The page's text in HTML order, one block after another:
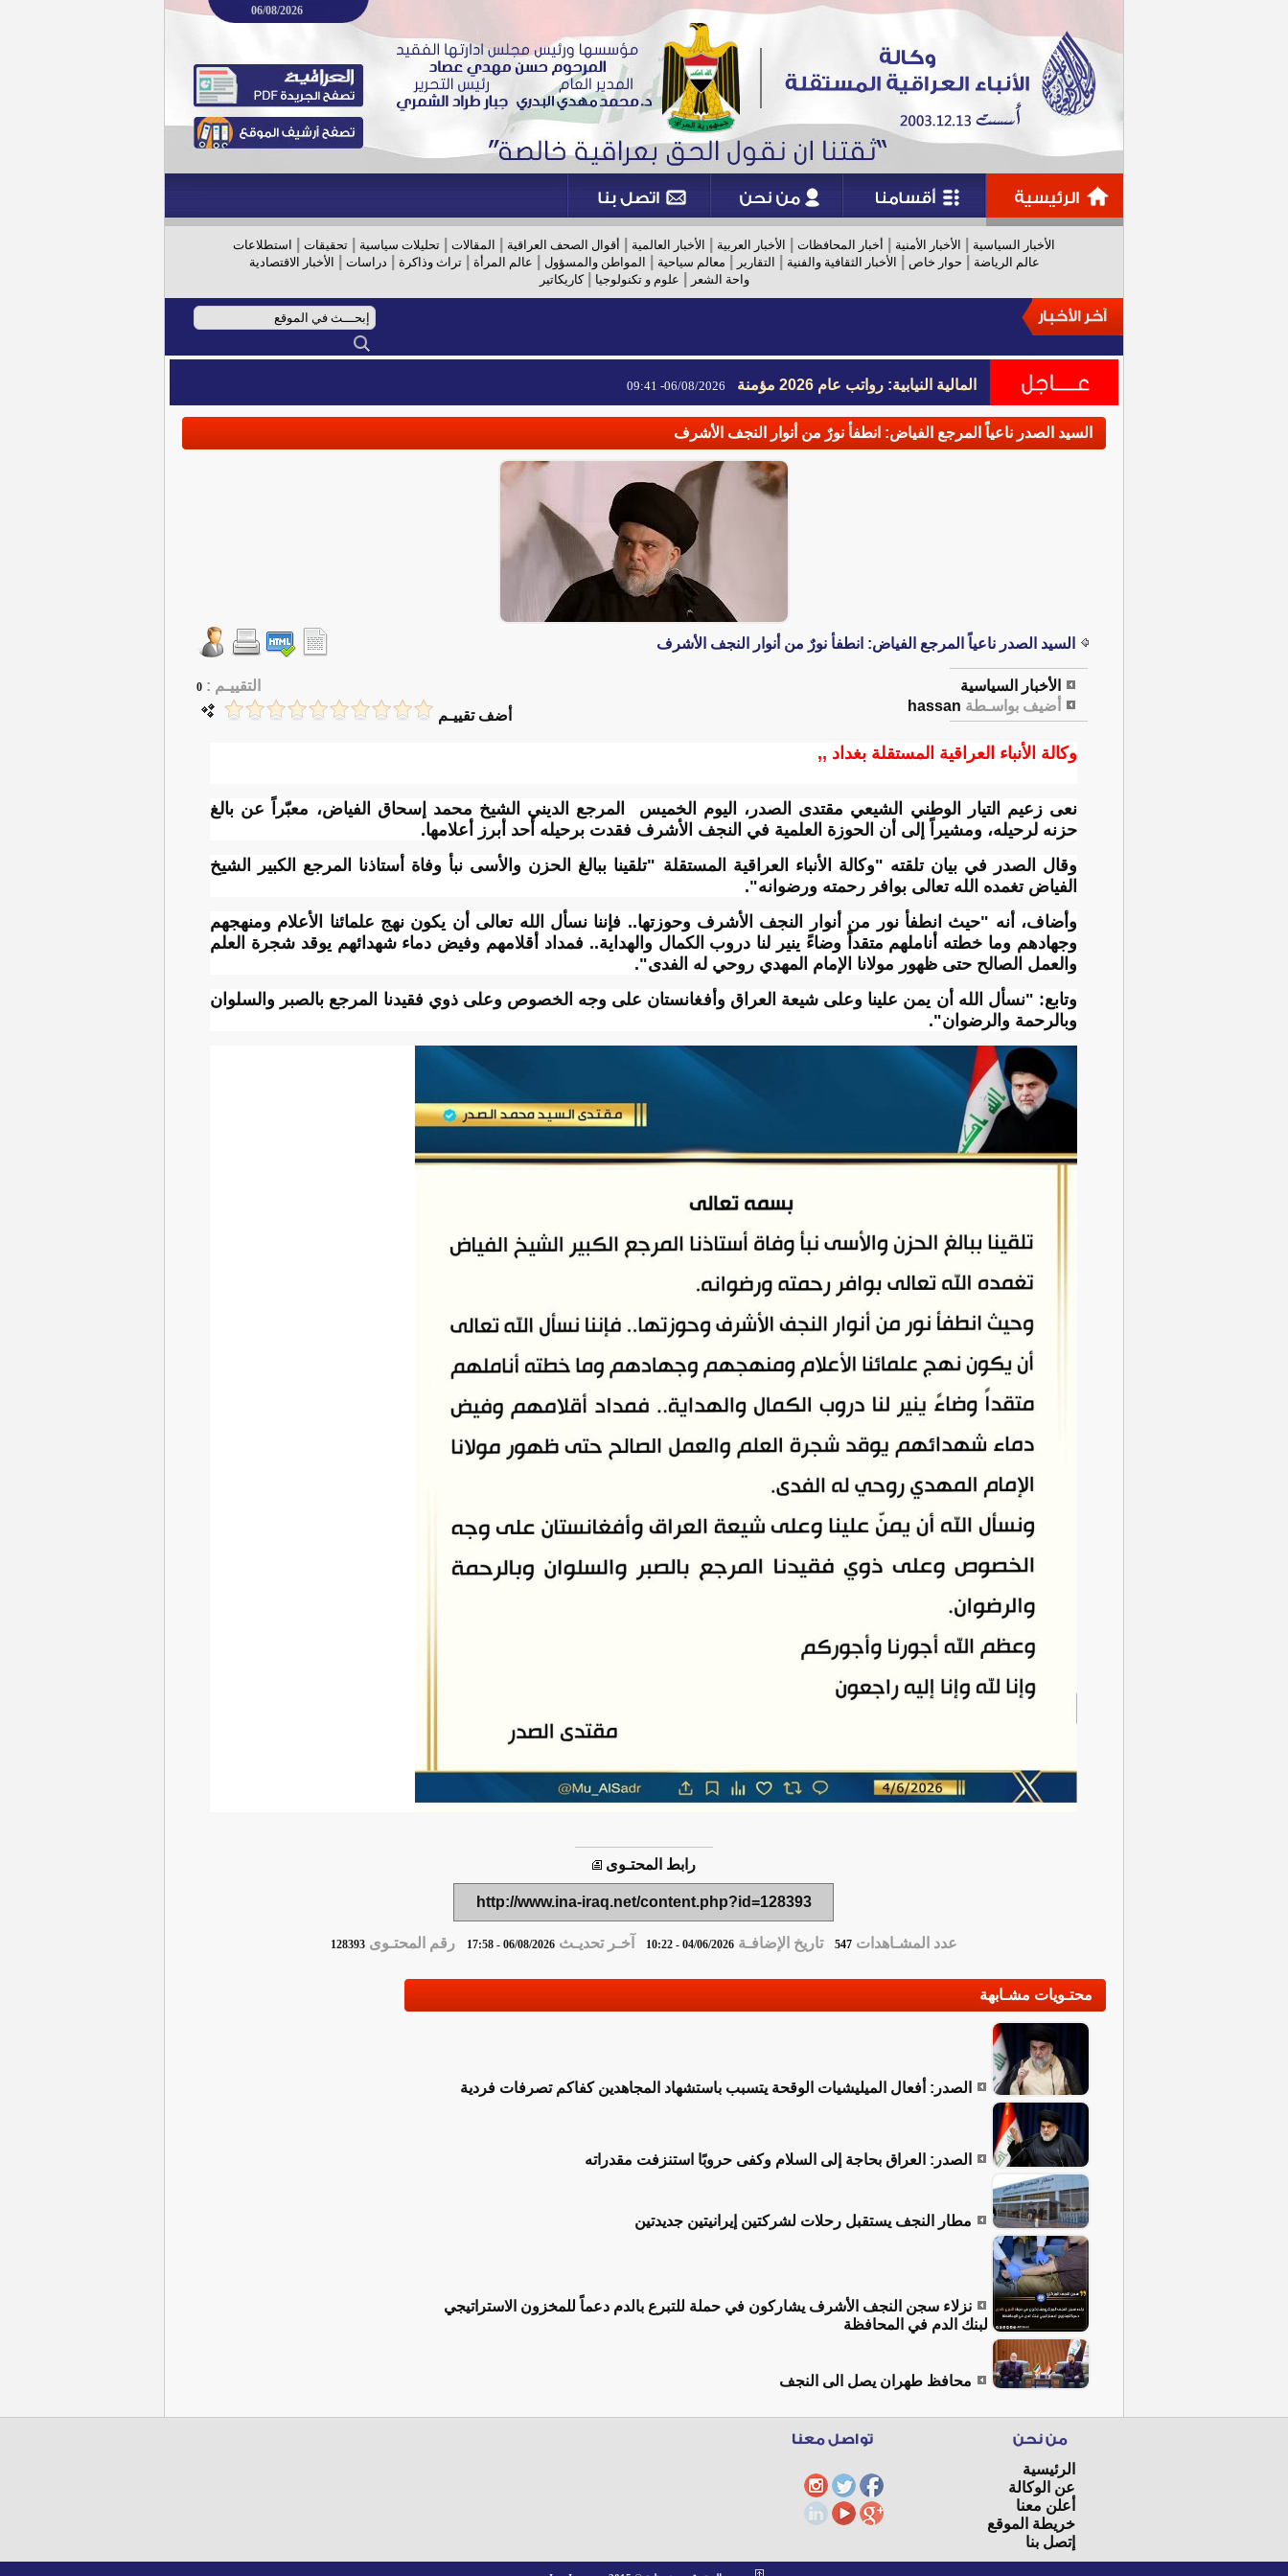
06/08/2026
الأخبار السياسية الأخبار الأمنية أخبار المحافظات الأخبار العربية الأخبار العالمية أقوال الصحف العراقية المقالات تحليلات سياسية تحقيقات
استطلاعات
عالم الرياضة
حوار خاص الأخبار الثقافية والفنية التقارير معالم سياحية المواطن والمسؤول عالم المرأة |تراث وذاكرة دراسات
الأخبار الاقتصادية
واحة الشعر
علوم و تكنولوجيا |كاريكاتير
المالية النيابية: رواتب عام 2026 مؤمنة 06/08/2026- 09:41
المالية النيابية: رواتب عام 2026 مؤمنة 06/08/2026- 09:41
السيد الصدر ناعياً المرجع الفياض: انطفأ نورٌ من أنوار النجف الأشرف
السيد الصدر ناعياً المرجع الفياض: انطفأ نورٌ من أنوار النجف الأشرف
الأخبار السياسية التقييـم : 0
أضيف بواسـطة hassan
أضف تقييـم
وكالة الأنباء العراقية المستقلة بغداد ,,
نعى زعيم التيار الوطني الشيعي مقتدى الصدر، اليوم الخميس المرجع الديني الشيخ محمد إسحاق الفياض، معبّراً عن بالغ
حزنه لرحيله، ومشيراً إلى أن الحوزة العلمية في النجف الأشرف فقدت برحيله أحد أبرز أعلامها.
وقال الصدر في بيان تلقته "وكالة الأنباء العراقية المستقلة "تلقينا ببالغ الحزن والأسى نبأ وفاة أستاذنا المرجع الكبير الشيخ
الفياض تغمده الله تعالى بوافر رحمته ورضوانه".
وأضاف، أنه "حيث انطفأ نور من أنوار النجف الأشرف وحوزتها.. فإننا نسأل الله تعالى أن يكون نهج علمائنا الأعلام ومنهجهم
وجهادهم وما خطته أناملهم متقداً وضاءً ينير لنا دروب الكمال والهداية.. فمداد أقلامهم وفيض دماء شهدائهم يوقد شجرة العلم
والعمل الصالح حتى ظهور مولانا الإمام المهدي روحي له الفدى".
وتابع: "نسأل الله أن يمن علينا وعلى شيعة العراق وأفغانستان على وجه الخصوص وعلى ذوي فقيدنا المرجع بالصبر والسلوان
وبالرحمة والرضوان".
رابط المحتـوى
http://www.ina-iraq.net/content.php?id=128393
عدد المشـاهدات547 تاريخ الإضافـة04/06/2026 - 10:22 آخـر تحديـث06/08/2026 - 17:58 رقم المحتـوى128393
محتـويات مشـابهة
الصدر: أفعال الميليشيات الوقحة يتسبب باستشهاد المجاهدين كفاكم تصرفات فردية
الصدر: العراق بحاجة إلى السلام وكفى حروبًا استنزفت مقدراته
مطار النجف يستقبل رحلات لشركتين إيرانيتين جديدتين
نزلاء سجن النجف الأشرف يشاركون في حملة للتبرع بالدم دعماً للمخزون الاستراتيجي
لبنك الدم في المحافظة
محافظ طهران يصل الى النجف
الرئيسية
عن الوكالة
أعلن معنا
خريطة الموقع
إتصل بنا